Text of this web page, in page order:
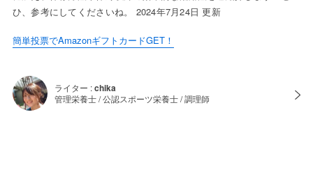
ひ、参考にしてくださいね。 2024年7月24日 更新
簡単投票でAmazonギフトカードGET！
ライター :chika
管理栄養士 / 公認スポーツ栄養士 / 調理師